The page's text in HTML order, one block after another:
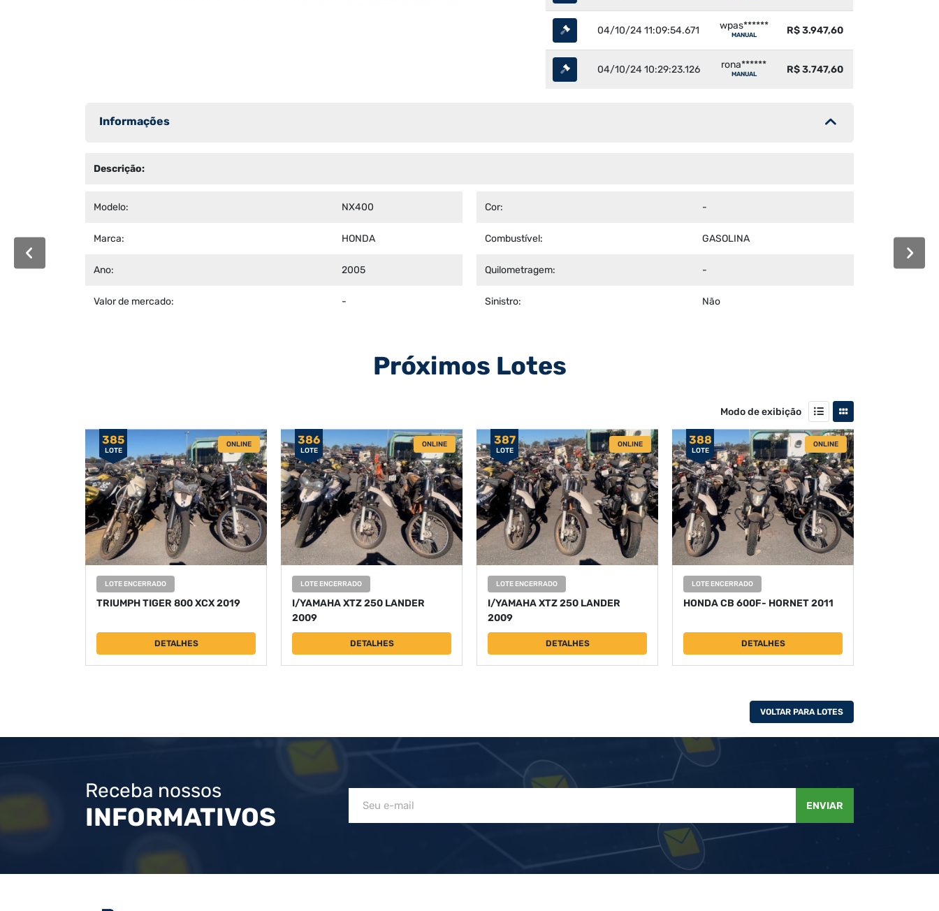
04/10/24 11:09:54.671 wpas******
MANUAL R$ 3.947,60
04/10/24 10:29:23.126 rona******
MANUAL R$ 3.747,60
Informações
Descrição:
Modelo: NX400
Marca: HONDA
Ano: 2005
Valor de mercado: -
Cor: -
Combustível: GASOLINA
Quilometragem: -
Sinistro: Não
Próximos Lotes
Modo de exibição
385
LOTE
ONLINE
LOTE ENCERRADO
TRIUMPH TIGER 800 XCX 2019
DETALHES
386
LOTE
ONLINE
LOTE ENCERRADO
I/YAMAHA XTZ 250 LANDER
2009
DETALHES
387
LOTE
ONLINE
LOTE ENCERRADO
I/YAMAHA XTZ 250 LANDER
2009
DETALHES
388
LOTE
ONLINE
LOTE ENCERRADO
HONDA CB 600F- HORNET 2011
DETALHES
VOLTAR PARA LOTES
Receba nossos
INFORMATIVOS ENVIAR